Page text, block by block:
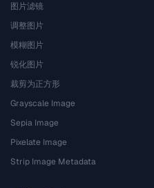
图片滤镜
调整图片
模糊图片
锐化图片
裁剪为正方形
Grayscale Image
Sepia Image
Pixelate Image
Strip Image Metadata